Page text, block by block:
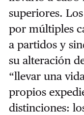
superiores.
por múltiples
a partidos y
su alteración
“llevar una
propios
distinciones: